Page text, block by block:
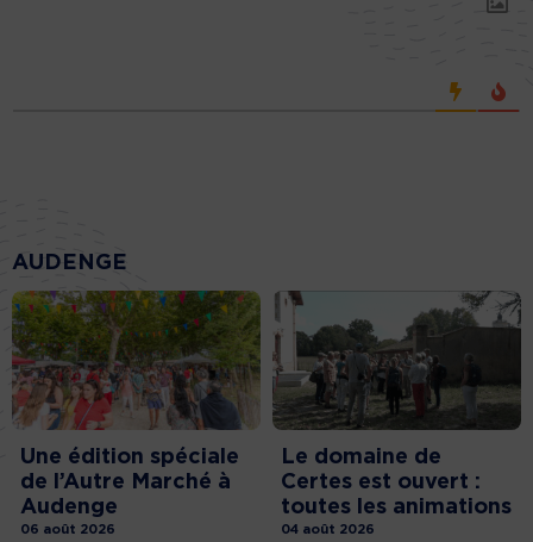
AUDENGE
Une édition spéciale
de l’Autre Marché à
Audenge
06 août 2026
Le domaine de
Certes est ouvert :
toutes les animations
04 août 2026